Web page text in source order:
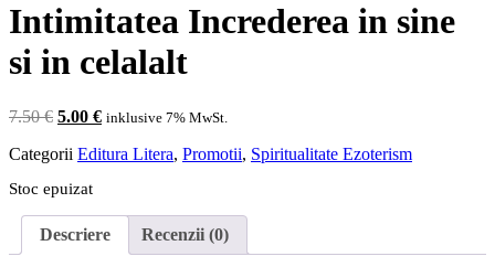
Intimitatea Increderea in sine
si in celalalt
7.50€ Prețul
a
7.50 €.
5.00 €Prețul
este:
inklusive 7% MwSt.
Categorii Editura Litera, Promotii, Spiritualitate Ezoterism
Stoc epuizat
Descriere Recenzii (0)